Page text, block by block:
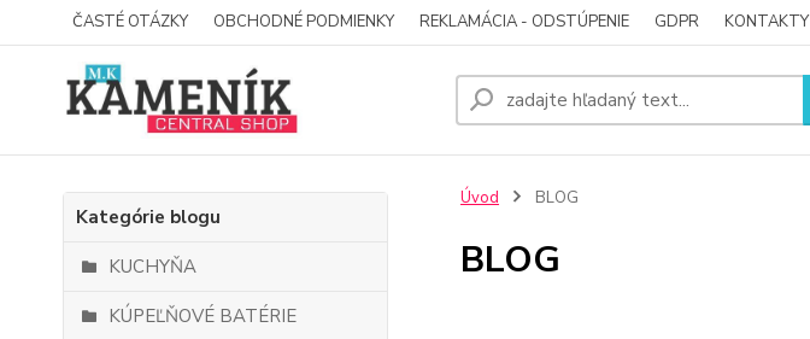
ČASTÉ OTÁZKY OBCHODNÉ PODMIENKY REKLAMÁCIA - ODSTÚPENIE GDPR KONTAKTY
Kategórie blogu
KUCHYŇA
KÚPEĽŇOVÉ BATÉRIE
Úvod BLOG
BLOG